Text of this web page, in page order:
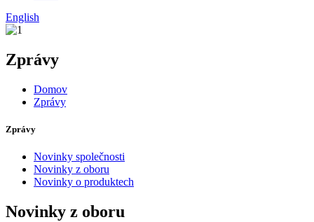
English
Zprávy
Domov
Zprávy
Zprávy
Novinky společnosti
Novinky z oboru
Novinky o produktech
Novinky z oboru